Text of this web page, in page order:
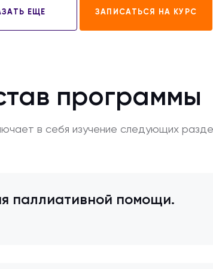
ЕЩЕ ЗАПИСАТЬСЯ НА КУРС
программы
в себя изучение следующих
паллиативной помощи.